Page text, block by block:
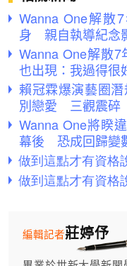
Wanna One解散
身 親自執導紀念
Wanna One解散
也出現：我過得很
賴冠霖爆演藝圈
別戀愛 三觀震碎
Wanna One將睽
幕後 恐成回歸變
莊婷伃
編輯記者